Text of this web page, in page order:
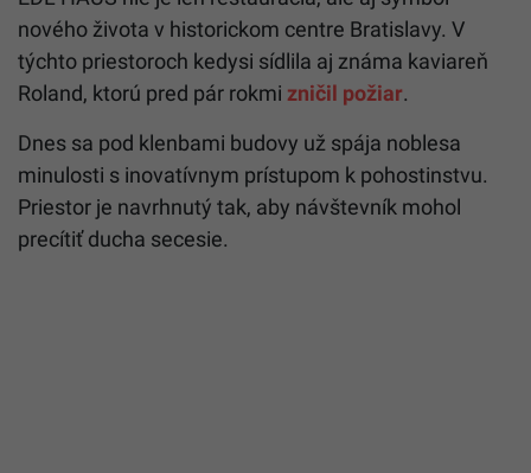
nového života v historickom centre Bratislavy. V
týchto priestoroch kedysi sídlila aj známa kaviareň
Roland, ktorú pred pár rokmi zničil požiar.
Dnes sa pod klenbami budovy už spája noblesa
minulosti s inovatívnym prístupom k pohostinstvu.
Priestor je navrhnutý tak, aby návštevník mohol
precítiť ducha secesie.